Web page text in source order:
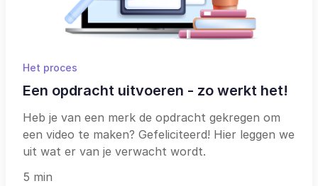
Het proces
Een opdracht uitvoeren - zo werkt het!
Heb je van een merk de opdracht gekregen om
een video te maken? Gefeliciteerd! Hier leggen we
uit wat er van je verwacht wordt.
5 min